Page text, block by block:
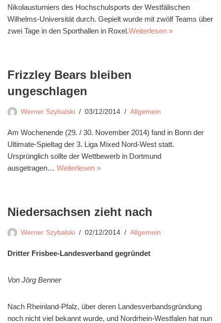
Nikolausturniers des Hochschulsports der Westfälischen
Wilhelms-Universität durch. Gepielt wurde mit zwölf Teams über
zwei Tage in den Sporthallen in Roxel.Weiterlesen »
Frizzley Bears bleiben
ungeschlagen
Werner Szybalski 03/12/2014 Allgemein
Am Wochenende (29. / 30. November 2014) fand in Bonn der
Ultimate-Spieltag der 3. Liga Mixed Nord-West statt.
Ursprünglich sollte der Wettbewerb in Dortmund
ausgetragen… Weiterlesen »
Niedersachsen zieht nach
Werner Szybalski 02/12/2014 Allgemein
Dritter Frisbee-Landesverband gegründet
Von Jörg Benner
Nach Rheinland-Pfalz, über deren Landesverbandsgründung
noch nicht viel bekannt wurde, und Nordrhein-Westfalen hat nun